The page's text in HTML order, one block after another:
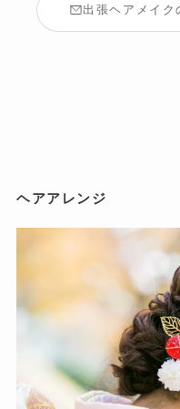
出張ヘアメイク
ヘアアレンジ